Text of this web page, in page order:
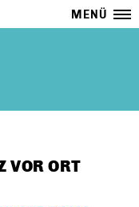
MENÜ
VOR ORT